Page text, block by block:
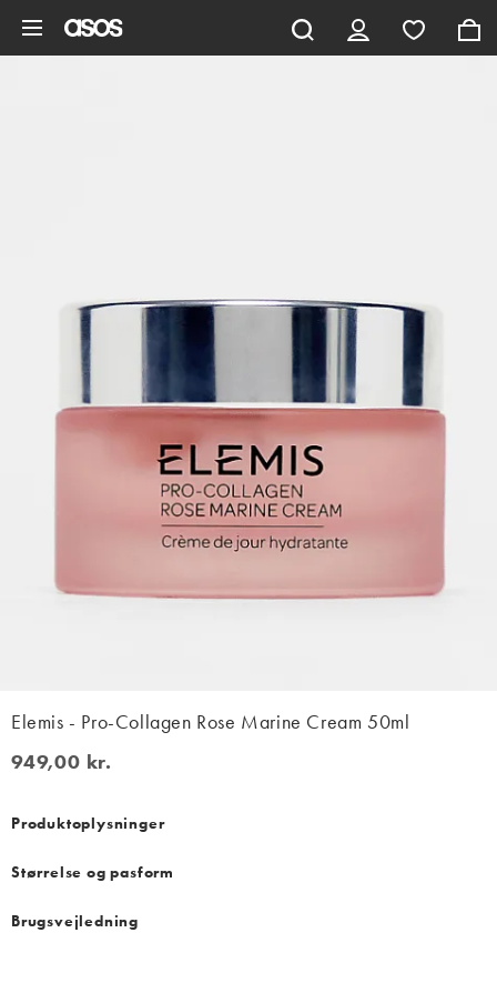
Elemis - Pro-Collagen Rose Marine Cream 50ml
949,00 kr.
949,00 kr.
Produktoplysninger
Størrelse og pasform
Brugsvejledning